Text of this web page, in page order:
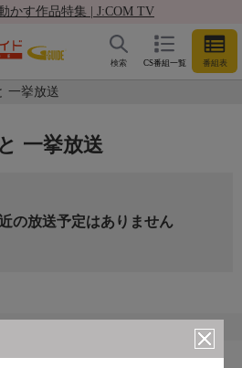
かす作品特集 | J:COM TV
CS番組一覧 番組表
検索
一挙放送
一挙放送
の放送予定はありません